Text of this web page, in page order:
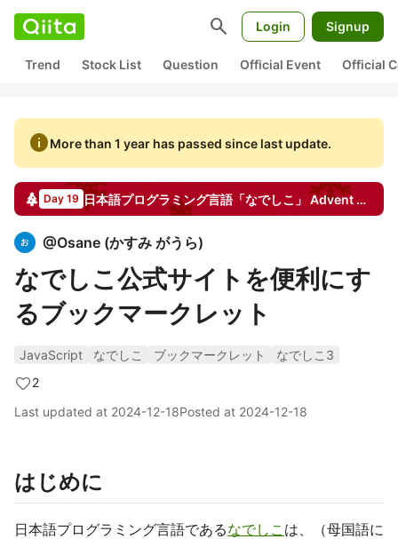
search Login Signup
Trend Stock List Question Official Event Official
infoMore than 1 year has passed since last update.
Day 19 日本語プログラミング言語「なでしこ」 Advent Calendar
@Osane (かすみ がうら)
なでしこ公式サイトを便利にす
るブックマークレット
JavaScript なでしこ ブックマークレット
なでしこ3
2
Last updated at 2024-12-18Posted at 2024-12-18
はじめに
日本語プログラミング言語であるなでしこ は、（母国語に